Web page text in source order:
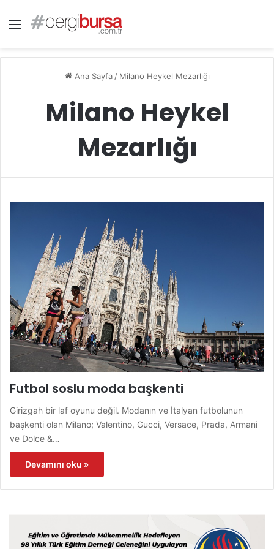
Menü
Ana Sayfa / Milano Heykel Mezarlığı
Milano Heykel
Mezarlığı
Futbol soslu moda başkenti
Girizgah bir laf oyunu değil. Modanın ve İtalyan futbolunun
başkenti olan Milano; Valentino, Gucci, Versace, Prada, Armani
ve Dolce &…
Devamını oku »